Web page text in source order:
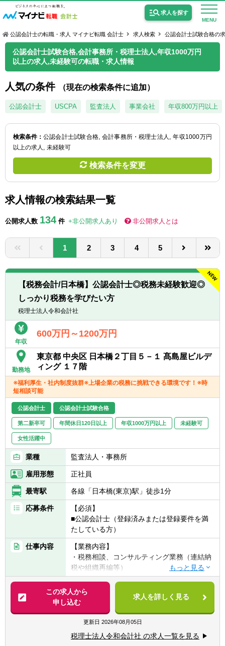
MENU
求人を探す
公認会計士試験合格向けの求人
ご利用ガイド
非公開求人とは？
求人情報
公認会計士の転職・求人 マイナビ転職 会計士 求人検索 公認会計士試験合格の
公認会計士試験合格,会計事務所・税理士法人,年収1000万円
以上の求人,未経験可の転職・求人情報
人気の条件 （現在の検索条件に追加）
公認会計士 USCPA 監査法人 事業会社 年収800万円以上
検索条件： 公認会計士試験合格 会計事務所・税理士法人
年収1000万円
以上の求人
未経験可
検索条件を変更
求人情報の検索結果一覧
公開求人数 134 件 +非公開求人あり 非公開求人とは
1 2 3 4 5
【税務会計/日本橋】公認会計士◎税務未経験歓迎◎
しっかり税務を学びたい方
税理士法人令和会計社
年収
600万円～1200万円
勤務地
東京都 中央区 日本橋２丁目５－１ 髙島屋ビルデ
ィング １７階
※福利厚生・社内制度抜群※上場企業の税務に挑戦できる環境です！※時
短相談可能
公認会計士 公認会計士試験合格
第二新卒可 年間休日120日以上 年収1000万円以上 未経験可
女性活躍中
業種 監査法人・事務所
雇用形態 正社員
最寄駅 各線「日本橋(東京)駅」徒歩1分
応募条件
【必須】
■公認会計士（登録済みまたは登録要件を満
たしている方）
仕事内容
【業務内容】
・税務相談、コンサルティング業務（連結納
税や組織再編等）
・税金計算
・各種税務申告書作成
・年末調整、確定申告業務
・法人設立に関する手続き及び届出
・M＆A業務（税務DD等）
様々な企業の税務業務を通し幅広い経験が積
めます。
この求人から
申し込む
求人を詳しく見る
更新日 2026年08月05日
税理士法人令和会計社 の求人一覧を見る